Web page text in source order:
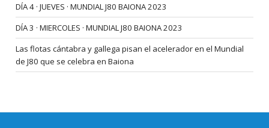
DÍA 4 · JUEVES · MUNDIAL J80 BAIONA 2023
DÍA 3 · MIERCOLES · MUNDIAL J80 BAIONA 2023
Las flotas cántabra y gallega pisan el acelerador en el Mundial
de J80 que se celebra en Baiona